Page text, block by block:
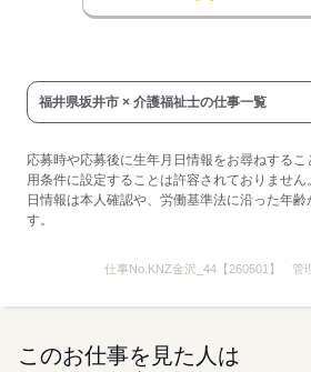
福井県坂井市 × 介護福祉士の仕事一覧
応募時や応募後に生年月日情報をお尋ねする
用条件に設定することは許容されておりません
日情報は本人確認や、労働基準法に沿った年齢
す。
仕事No. KNZ金沢_44【260501】 管
このお仕事を見た人は